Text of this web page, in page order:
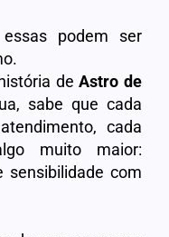
podem ser
deAstro de
sabe que cada
cada
muito maior:
sensibilidade com